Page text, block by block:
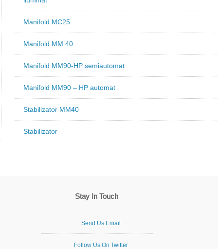
Manifold MC25
Manifold MM 40
Manifold MM90-HP semiautomat
Manifold MM90 – HP automat
Stabilizator MM40
Stabilizator
Stay In Touch
Send Us Email
Follow Us On Twitter